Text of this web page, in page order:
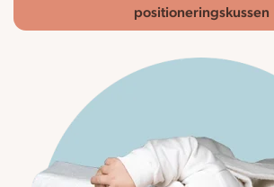
positioneringskussen